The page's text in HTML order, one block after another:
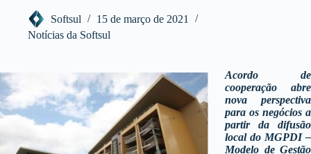
Softsul
15 de março de 2021
Notícias da Softsul
Acordo de
cooperação abre
nova perspectiva
para os negócios a
partir da difusão
local do MGPDI –
Modelo de Gestão